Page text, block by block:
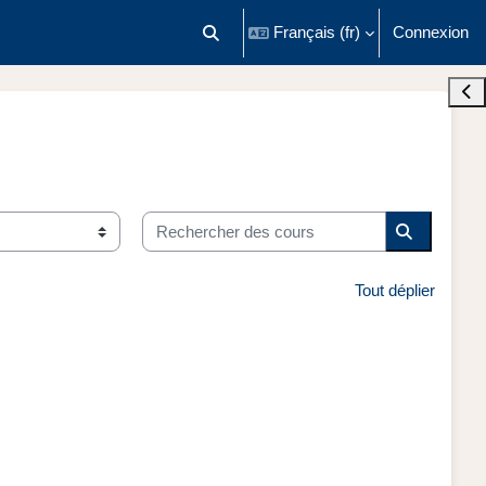
Activer/désactiver la saisie de
Français ‎(fr)‎ Connexion
Rechercher des cours
Tout déplier